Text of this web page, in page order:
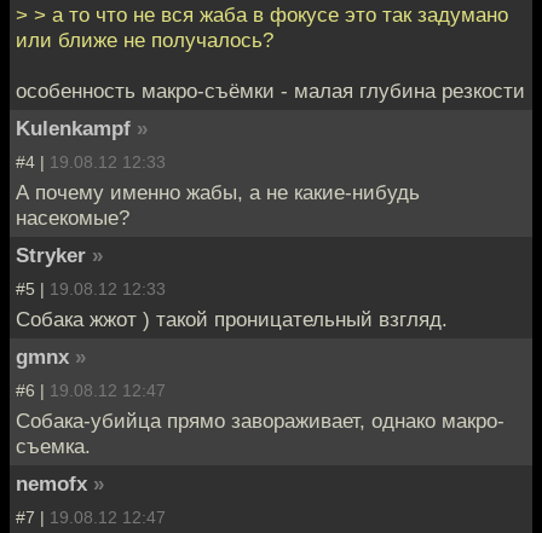
> > а то что не вся жаба в фокусе это так задумано
или ближе не получалось?
особенность макро-съёмки - малая глубина резкости
Kulenkampf »
#4 | 19.08.12 12:33
А почему именно жабы, а не какие-нибудь
насекомые?
Stryker »
#5 | 19.08.12 12:33
Собака жжот ) такой проницательный взгляд.
gmnx »
#6 | 19.08.12 12:47
Собака-убийца прямо завораживает, однако макро-
съемка.
nemofx »
#7 | 19.08.12 12:47